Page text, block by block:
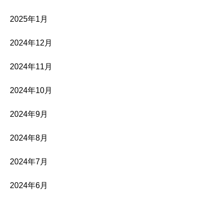
2025年1月
2024年12月
2024年11月
2024年10月
2024年9月
2024年8月
2024年7月
2024年6月